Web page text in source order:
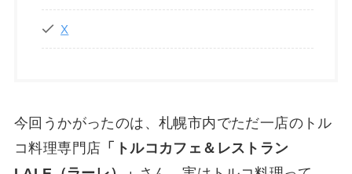
X
今回うかがったのは、札幌市内でただ一店のトル
コ料理専門店 「トルコカフェ＆レストラン